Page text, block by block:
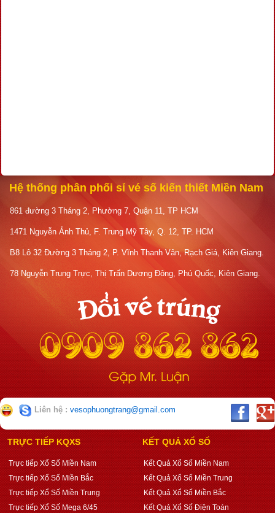
Hệ thống phân phối sỉ vé số kiến thiết Miền Nam
861 đường 3 Tháng 2, Phường 7, Quận 11, TP HCM
1471 Nguyễn Ảnh Thủ, F. Trung Mỹ Tây, Q. 12, TP. HCM
B8 Lô 32 Đường 3 Tháng 2, P. Vĩnh Thanh Vân, Rạch Giá, Kiên Giang.
78 Nguyễn Trung Trực, Thị Trấn Dương Đông, Phú Quốc, Kiên Giang.
Liên hệ : vesophuongtrang@gmail.com
TRỰC TIẾP KQXS
Trực tiếp Xổ Số Miền Nam
Trực tiếp Xổ Số Miền Bắc
Trực tiếp Xổ Số Miền Trung
Trực tiếp Xổ Số Mega 6/45
KẾT QUẢ XỔ SỐ
Kết Quả Xổ Số Miền Nam
Kết Quả Xổ Số Miền Trung
Kết Quả Xổ Số Miền Bắc
Kết Quả Xổ Số Điện Toán